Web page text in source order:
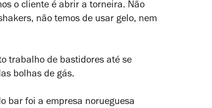
o cliente é abrir a torneira. Não
não temos de usar gelo, nem
trabalho de bastidores até se
bolhas de gás.
bar foi a empresa norueguesa